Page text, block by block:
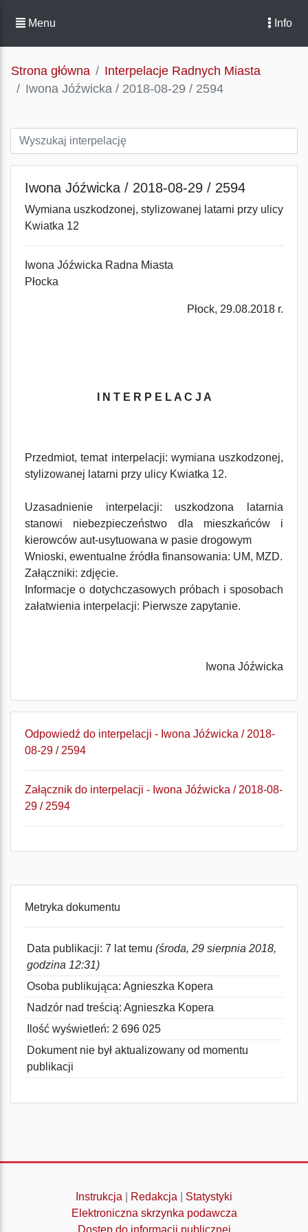
Menu Info
Strona główna
Interpelacje Radnych Miasta
Iwona Jóźwicka / 2018-08-29 / 2594
Iwona Jóźwicka / 2018-08-29 / 2594
Wymiana uszkodzonej, stylizowanej latarni przy ulicy
Kwiatka 12
Iwona Jóźwicka Radna Miasta
Płocka
Płock, 29.08.2018 r.
I N T E R P E L A C J A
Przedmiot, temat interpelacji: wymiana uszkodzonej,
stylizowanej latarni przy ulicy Kwiatka 12.
Uzasadnienie interpelacji: uszkodzona latarnia
stanowi niebezpieczeństwo dla mieszkańców i
kierowców aut-usytuowana w pasie drogowym
Wnioski, ewentualne źródła finansowania: UM, MZD.
Załączniki: zdjęcie.
Informacje o dotychczasowych próbach i sposobach
załatwienia interpelacji: Pierwsze zapytanie.
Iwona Jóźwicka
Odpowiedź do interpelacji - Iwona Jóźwicka / 2018-
08-29 / 2594
Załącznik do interpelacji - Iwona Jóźwicka / 2018-08-
29 / 2594
Metryka dokumentu
Data publikacji: 7 lat temu (środa, 29 sierpnia 2018,
godzina 12:31)
Osoba publikująca: Agnieszka Kopera
Nadzór nad treścią: Agnieszka Kopera
Ilość wyświetleń: 2 696 025
Dokument nie był aktualizowany od momentu
publikacji
Instrukcja Redakcja
Statystyki
Elektroniczna skrzynka podawcza
Dostęp do informacji publicznej